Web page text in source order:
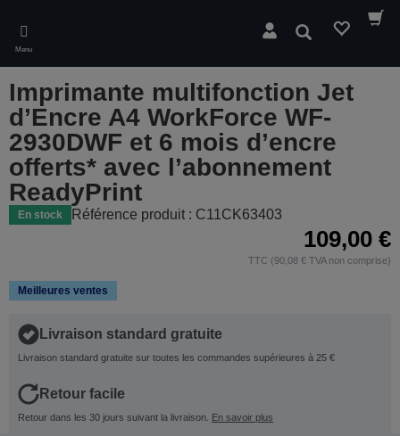
main
content
Menu
Rechercher
Imprimante multifonction Jet
d’Encre A4 WorkForce WF-
2930DWF et 6 mois d’encre
offerts* avec l’abonnement
ReadyPrint
En stock Référence produit : C11CK63403
109,00 €
TTC (90,08 € TVA non comprise)
Meilleures ventes
Livraison standard gratuite
Livraison standard gratuite sur toutes les commandes supérieures à 25 €
Retour facile
Retour dans les 30 jours suivant la livraison. En savoir plus